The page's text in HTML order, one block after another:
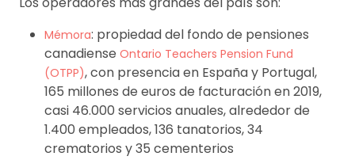
Mémora: propiedad del fondo de pensiones
canadiense Ontario Teachers Pension Fund
(OTPP), con presencia en España y Portugal,
165 millones de euros de facturación en 2019,
casi 46.000 servicios anuales, alrededor de
1.400 empleados, 136 tanatorios, 34
crematorios y 35 cementerios